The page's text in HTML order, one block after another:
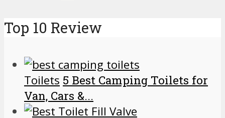
Top 10 Review
Toilets 5 Best Camping Toilets for
Van, Cars &...